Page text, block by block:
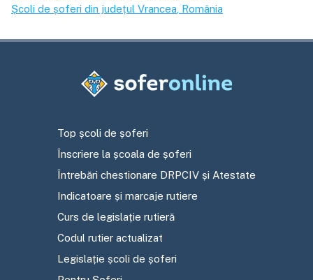
Școli de șoferi din județul Vrancea , România
Top școli de șoferi
Înscriere la școala de șoferi
Întrebări chestionare DRPCIV și Atestate
Indicatoare și marcaje rutiere
Curs de legislație rutieră
Codul rutier actualizat
Legislație școli de șoferi